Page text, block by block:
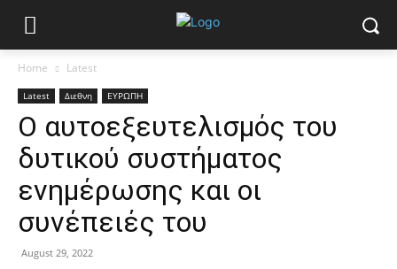
Home Latest
Latest Διεθνη ΕΥΡΩΠΗ
Ο αυτοεξευτελισμός του
δυτικού συστήματος
ενημέρωσης και οι
συνέπειές του
August 29, 2022